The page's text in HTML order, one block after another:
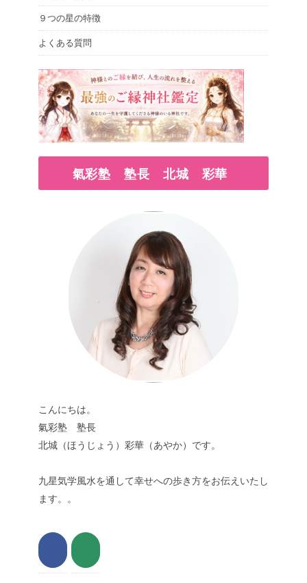
９つの星の特徴
よくある質問
氣彩塾 塾長 北城 彩華
こんにちは。
氣彩塾 塾長
北城（ほうじょう）彩華（あやか）です。
九星気学風水を通して幸せへの歩き方をお伝えいたし
ます。。